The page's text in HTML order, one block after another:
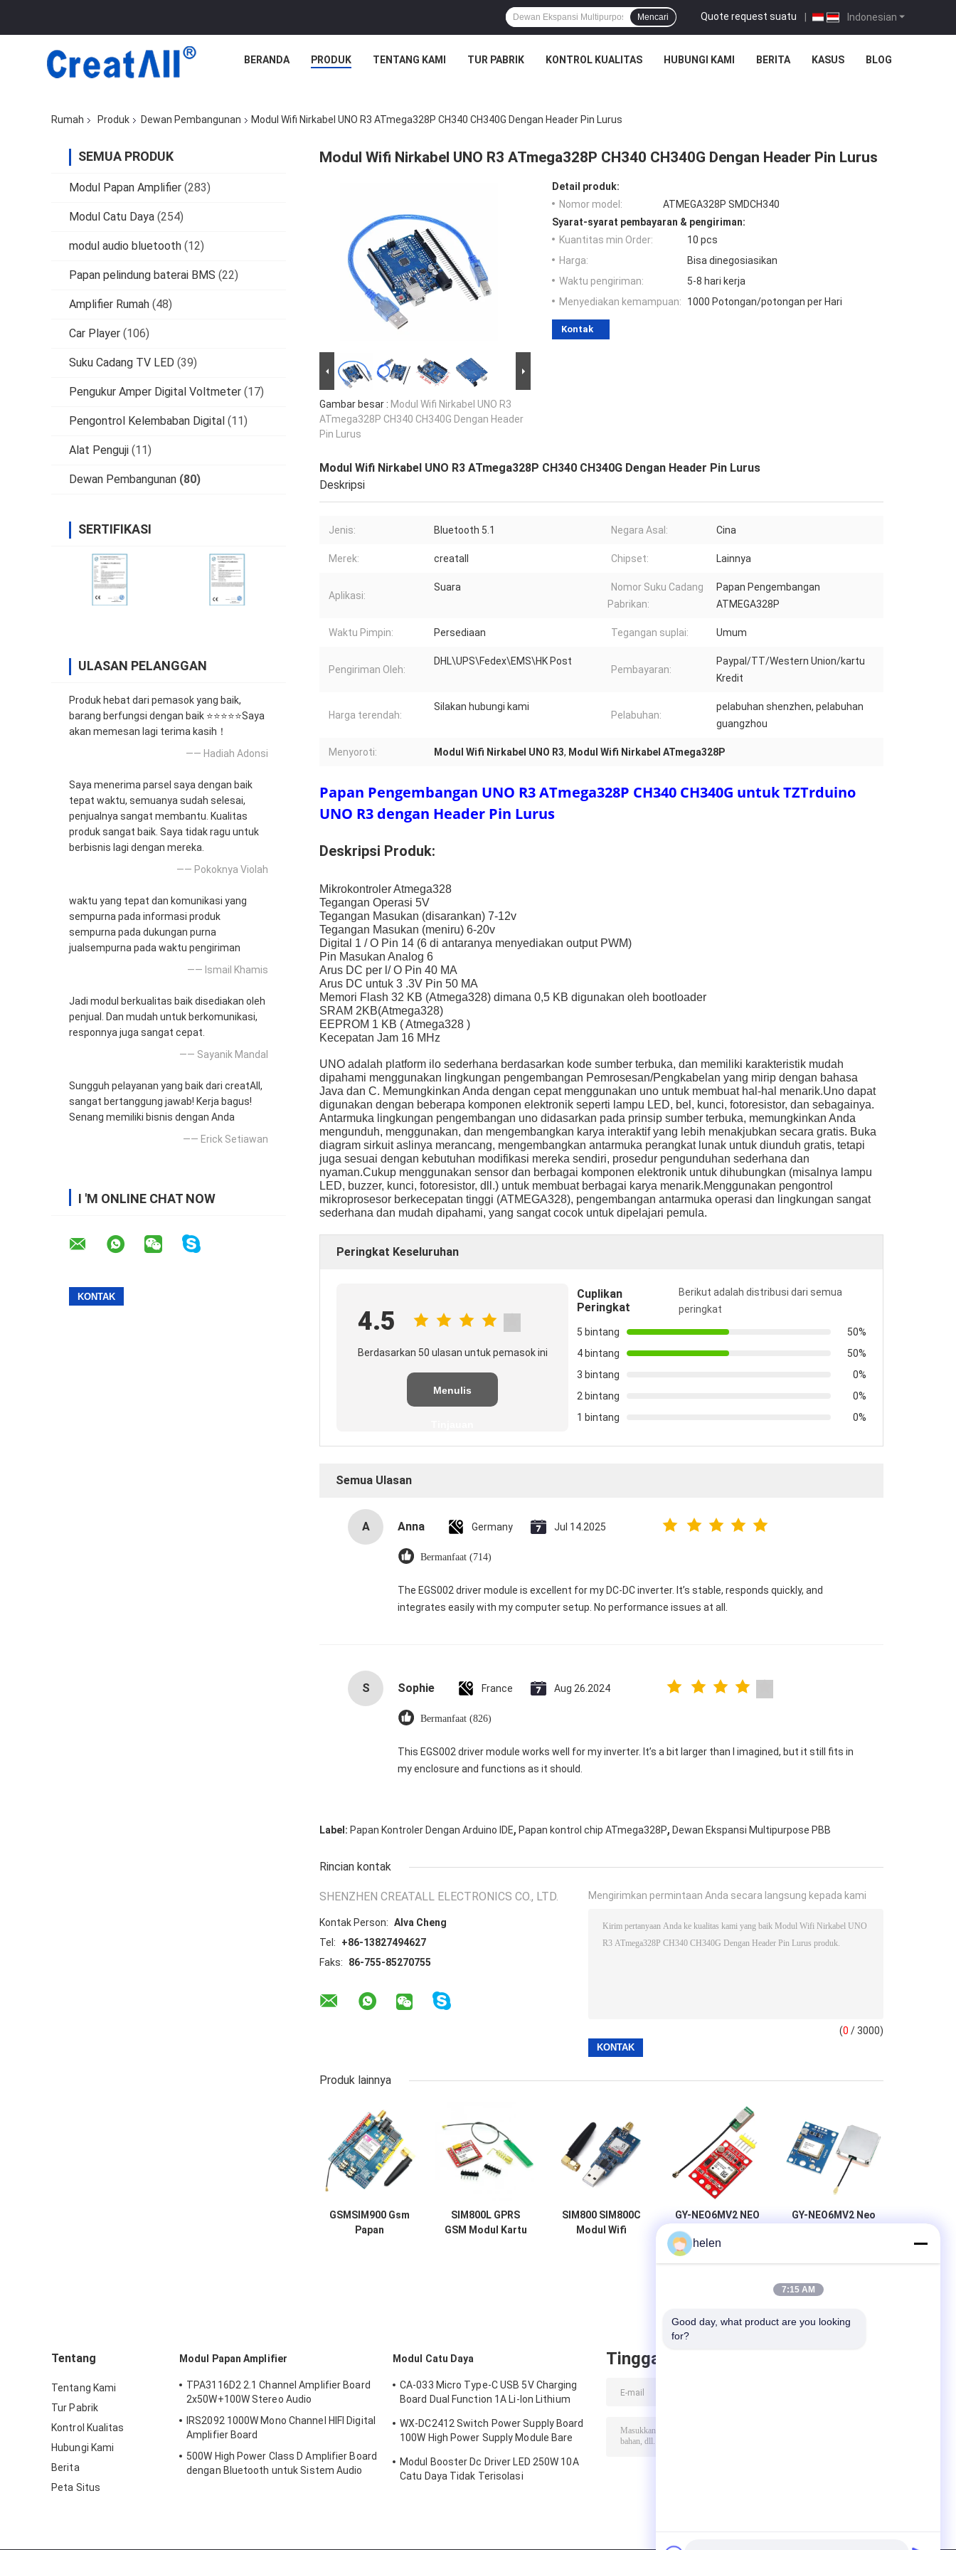
Indonesian
Quote request suatu |
Mencari
BERANDA PRODUK TENTANG KAMI TUR PABRIK KONTROL KUALITAS HUBUNGI KAMI BERITA KASUS BLOG
Rumah Produk Dewan Pembangunan Modul Wifi Nirkabel UNO R3 ATmega328P CH340 CH340G Dengan Header Pin Lurus
SEMUA PRODUK
Modul Papan Amplifier (283)
Modul Catu Daya (254)
modul audio bluetooth (12)
Papan pelindung baterai BMS (22)
Amplifier Rumah (48)
Car Player (106)
Suku Cadang TV LED (39)
Pengukur Amper Digital Voltmeter (17)
Pengontrol Kelembaban Digital (11)
Alat Penguji (11)
Dewan Pembangunan (80)
SERTIFIKASI
ULASAN PELANGGAN
Produk hebat dari pemasok yang baik,
barang berfungsi dengan baik ⭐⭐⭐⭐⭐Saya
akan memesan lagi terima kasih！
—— Hadiah Adonsi
Saya menerima parsel saya dengan baik
tepat waktu, semuanya sudah selesai,
penjualnya sangat membantu. Kualitas
produk sangat baik. Saya tidak ragu untuk
berbisnis lagi dengan mereka.
—— Pokoknya Violah
waktu yang tepat dan komunikasi yang
sempurna pada informasi produk
sempurna pada dukungan purna
jualsempurna pada waktu pengiriman
—— Ismail Khamis
Jadi modul berkualitas baik disediakan oleh
penjual. Dan mudah untuk berkomunikasi,
responnya juga sangat cepat.
—— Sayanik Mandal
Sungguh pelayanan yang baik dari creatAll,
sangat bertanggung jawab! Kerja bagus!
Senang memiliki bisnis dengan Anda
—— Erick Setiawan
I 'M ONLINE CHAT NOW
Modul Wifi Nirkabel UNO R3 ATmega328P CH340 CH340G Dengan Header Pin Lurus
Gambar besar : Modul Wifi Nirkabel UNO R3
ATmega328P CH340 CH340G Dengan Header
Pin Lurus
Detail produk:
Nomor model:
ATMEGA328P SMDCH340
Syarat-syarat pembayaran & pengiriman:
Kuantitas min Order:
10 pcs
Harga:
Bisa dinegosiasikan
Waktu pengiriman:
5-8 hari kerja
Menyediakan kemampuan:
1000 Potongan/potongan per Hari
Kontak
Modul Wifi Nirkabel UNO R3 ATmega328P CH340 CH340G Dengan Header Pin Lurus
Deskripsi
Jenis: Bluetooth 5.1 Negara Asal: Cina
Merek: creatall Chipset: Lainnya
Aplikasi:
Suara
Nomor Suku Cadang
Pabrikan:
Papan Pengembangan
ATMEGA328P
Waktu Pimpin: Persediaan Tegangan suplai: Umum
Pengiriman Oleh:
DHL\UPS\Fedex\EMS\HK Post
Pembayaran:
Paypal/TT/Western Union/kartu
Kredit
Harga terendah:
Silakan hubungi kami
Pelabuhan:
pelabuhan shenzhen, pelabuhan
guangzhou
Menyoroti: Modul Wifi Nirkabel UNO R3, Modul Wifi Nirkabel ATmega328P
Papan Pengembangan UNO R3 ATmega328P CH340 CH340G untuk TZTrduino
UNO R3 dengan Header Pin Lurus
Deskripsi Produk:
Mikrokontroler Atmega328
Tegangan Operasi 5V
Tegangan Masukan (disarankan) 7-12v
Tegangan Masukan (meniru) 6-20v
Digital 1 / O Pin 14 (6 di antaranya menyediakan output PWM)
Pin Masukan Analog 6
Arus DC per l/ O Pin 40 MA
Arus DC untuk 3 .3V Pin 50 MA
Memori Flash 32 KB (Atmega328) dimana 0,5 KB digunakan oleh bootloader
SRAM 2KB(Atmega328)
EEPROM 1 KB ( Atmega328 )
Kecepatan Jam 16 MHz
UNO adalah platform ilo sederhana berdasarkan kode sumber terbuka, dan memiliki karakteristik mudah
dipahami menggunakan lingkungan pengembangan Pemrosesan/Pengkabelan yang mirip dengan bahasa
Java dan C. Memungkinkan Anda dengan cepat menggunakan uno untuk membuat hal-hal menarik.Uno dapat
digunakan dengan beberapa komponen elektronik seperti lampu LED, bel, kunci, fotoresistor, dan sebagainya.
Antarmuka lingkungan pengembangan uno didasarkan pada prinsip sumber terbuka, memungkinkan Anda
mengunduh, menggunakan, dan mengembangkan karya interaktif yang lebih menakjubkan secara gratis. Buka
diagram sirkuit aslinya merancang, mengembangkan antarmuka perangkat lunak untuk diunduh gratis, tetapi
juga sesuai dengan kebutuhan modifikasi mereka sendiri, prosedur pengunduhan sederhana dan
nyaman.Cukup menggunakan sensor dan berbagai komponen elektronik untuk dihubungkan (misalnya lampu
LED, buzzer, kunci, fotoresistor, dll.) untuk membuat berbagai karya menarik.Menggunakan pengontrol
mikroprosesor berkecepatan tinggi (ATMEGA328), pengembangan antarmuka operasi dan lingkungan sangat
sederhana dan mudah dipahami, yang sangat cocok untuk dipelajari pemula.
Peringkat Keseluruhan
4.5
Berdasarkan 50 ulasan untuk pemasok ini
Menulis
Cuplikan
Peringkat
Berikut adalah distribusi dari semua
peringkat
5 bintang
50%
4 bintang
50%
3 bintang
0%
2 bintang
0%
1 bintang
0%
Semua Ulasan
A Anna Germany Jul 14.2025
Bermanfaat (714)
The EGS002 driver module is excellent for my DC-DC inverter. It’s stable, responds quickly, and
integrates easily with my computer setup. No performance issues at all.
S Sophie France Aug 26.2024
Bermanfaat (826)
This EGS002 driver module works well for my inverter. It’s a bit larger than I imagined, but it still fits in
my enclosure and functions as it should.
Label: Papan Kontroler Dengan Arduino IDE, Papan kontrol chip ATmega328P, Dewan Ekspansi Multipurpose PBB
Rincian kontak
SHENZHEN CREATALL ELECTRONICS CO., LTD.
Kontak Person: Alva Cheng
Tel:
+86-13827494627
Faks:
86-755-85270755
Mengirimkan permintaan Anda secara langsung kepada kami
(0 / 3000)
Produk lainnya
GSMSIM900 Gsm
Papan
SIM800L GPRS
GSM Modul Kartu
SIM800 SIM800C
Modul Wifi
GY-NEO6MV2 NEO
6M Modul GPS
UNTUK Arduino
3V-5V RS232 TTL
GY-NEO6MV2 Neo
EEPROM MWC
Tentang
Tentang Kami
Tur Pabrik
Kontrol Kualitas
Hubungi Kami
Berita
Peta Situs
Modul Papan Amplifier
TPA3116D2 2.1 Channel Amplifier Board
2x50W+100W Stereo Audio
IRS2092 1000W Mono Channel HIFI Digital
Amplifier Board
500W High Power Class D Amplifier Board
dengan Bluetooth untuk Sistem Audio
Modul Catu Daya
CA-033 Micro Type-C USB 5V Charging
Board Dual Function 1A Li-Ion Lithium
ICs Produk
WX-DC2412 Switch Power Supply Board
100W High Power Supply Module Bare
Modul Booster Dc Driver LED 250W 10A
Catu Daya Tidak Terisolasi
Tinggalkan pesan
helen
7:15 AM
Good day, what product are you looking
for?